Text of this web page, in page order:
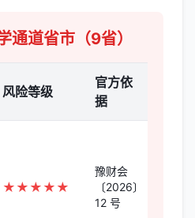
通道省市（9省）
风险等级
官方依
据
★★★★★
豫财会
〔2026〕
12 号